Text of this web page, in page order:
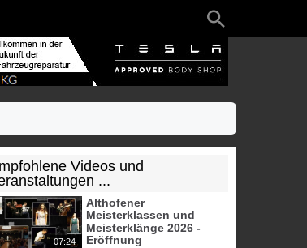
Videos und
...
07:24
Althofener
Meisterklassen und
Meisterklänge 2026 -
Eröffnung